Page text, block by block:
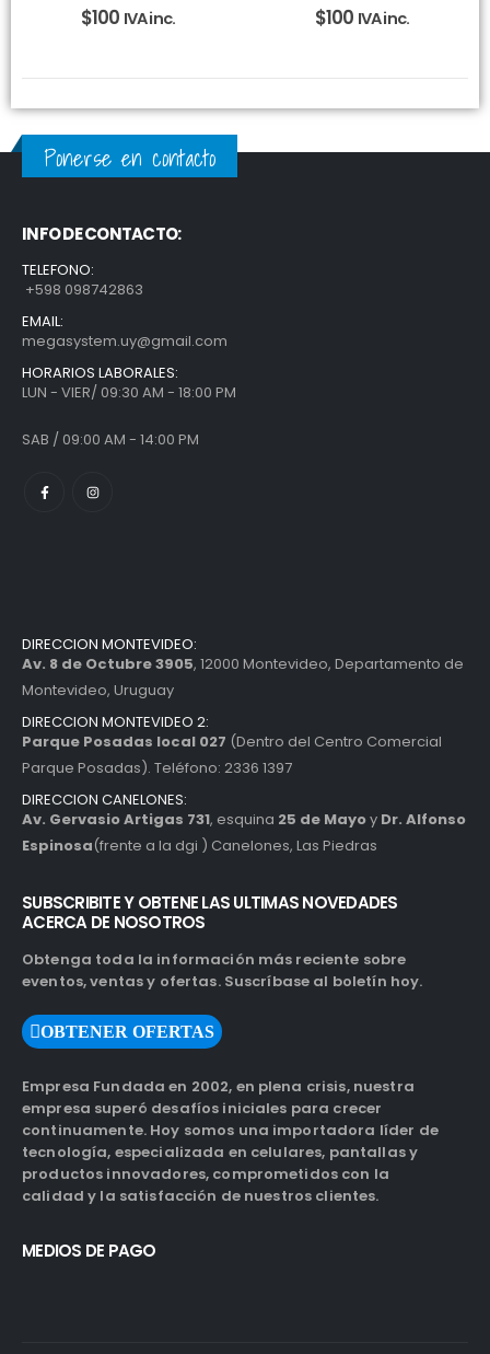
$100 IVA inc. $100 IVA inc.
Ponerse en contacto
INFO DE CONTACTO:
TELEFONO:
+598 098742863
EMAIL:
megasystem.uy@gmail.com
HORARIOS LABORALES:
LUN - VIER/ 09:30 AM - 18:00 PM
SAB / 09:00 AM - 14:00 PM
DIRECCION MONTEVIDEO:
Av. 8 de Octubre 3905, 12000 Montevideo, Departamento de
Montevideo, Uruguay
DIRECCION MONTEVIDEO 2:
Parque Posadas local 027 (Dentro del Centro Comercial
Parque Posadas). Teléfono: 2336 1397
DIRECCION CANELONES:
Av. Gervasio Artigas 731, esquina 25 de Mayoy Dr. Alfonso
Espinosa(frente a la dgi ) Canelones, Las Piedras
SUBSCRIBITE Y OBTENE LAS ULTIMAS NOVEDADES
ACERCA DE NOSOTROS
Obtenga toda la información más reciente sobre
eventos, ventas y ofertas. Suscríbase al boletín hoy.
OBTENER OFERTAS
Empresa Fundada en 2002, en plena crisis, nuestra
empresa superó desafíos iniciales para crecer
continuamente. Hoy somos una importadora líder de
tecnología, especializada en celulares, pantallas y
productos innovadores, comprometidos con la
calidad y la satisfacción de nuestros clientes.
MEDIOS DE PAGO